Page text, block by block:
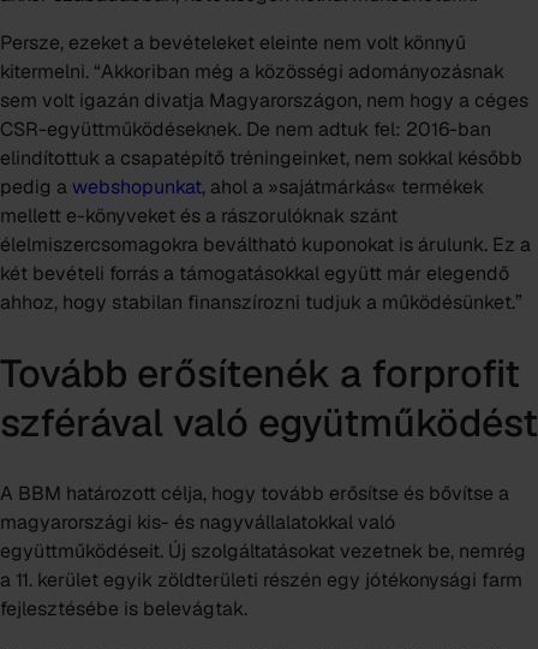
Persze, ezeket a bevételeket eleinte nem volt könnyű
kitermelni. “Akkoriban még a közösségi adományozásnak
sem volt igazán divatja Magyarországon, nem hogy a céges
CSR-együttműködéseknek. De nem adtuk fel: 2016-ban
elindítottuk a csapatépítő tréningeinket, nem sokkal később
pedig a webshopunkat, ahol a »sajátmárkás« termékek
mellett e-könyveket és a rászorulóknak szánt
élelmiszercsomagokra beváltható kuponokat is árulunk. Ez a
két bevételi forrás a támogatásokkal együtt már elegendő
ahhoz, hogy stabilan finanszírozni tudjuk a működésünket.”
Tovább erősítenék a forprofit
szférával való együtműködést
A BBM határozott célja, hogy tovább erősítse és bővítse a
magyarországi kis- és nagyvállalatokkal való
együttműködéseit. Új szolgáltatásokat vezetnek be, nemrég
a 11. kerület egyik zöldterületi részén egy jótékonysági farm
fejlesztésébe is belevágtak.